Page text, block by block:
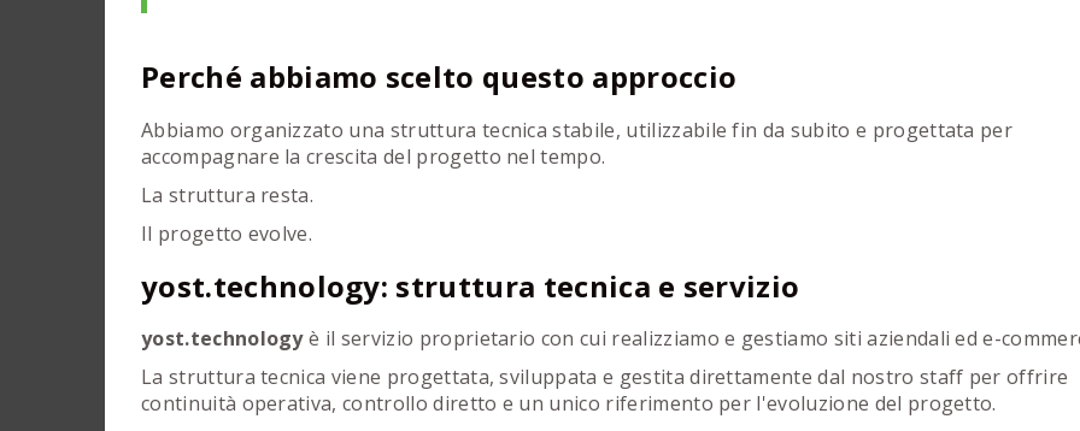
Perché abbiamo scelto questo approccio
Abbiamo organizzato una struttura tecnica stabile, utilizzabile fin da subito e progettata per
accompagnare la crescita del progetto nel tempo.
La struttura resta.
Il progetto evolve.
yost.technology: struttura tecnica e servizio
yost.technologyè il servizio proprietario con cui realizziamo e gestiamo siti aziendali ed e-
La struttura tecnica viene progettata, sviluppata e gestita direttamente dal nostro staff per offrire
continuità operativa, controllo diretto e un unico riferimento per l'evoluzione del progetto.